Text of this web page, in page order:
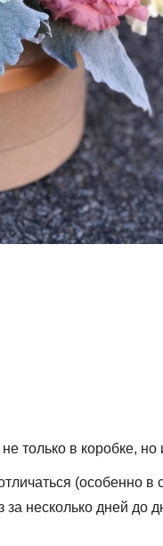
только в коробке, но
несколько дней до